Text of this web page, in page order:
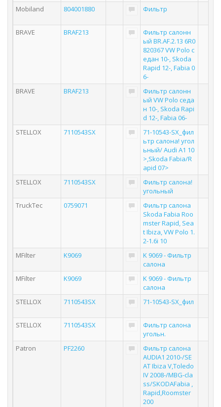
Mobiland
804001880 Фильтр
BRAVE BRAF213
Фильтр салонн
ый BR.AF.2.13 6R0
820367 VW Polo с
едан 10-, Skoda
Rapid 12-, Fabia 0
6-
BRAVE
BRAF213
Фильтр салонн
ый VW Polo седа
н 10-, Skoda Rapi
d 12-, Fabia 06-
STELLOX
7110543SX
71-10543-SX_фил
ьтр салона! угол
ьный/ Audi A1 10
>,Skoda Fabia/R
apid 07>
STELLOX
7110543SX
Фильтр салона!
угольный
TruckTec
0759071
Фильтр салона
Skoda Fabia Roo
mster Rapid, Sea
t Ibiza, VW Polo 1.
2-1.6i 10
MFilter
K9069
K 9069 - Фильтр
салона
MFilter
K9069
K 9069 - Фильтр
салона
STELLOX
7110543SX 71-10543-SX_фил
STELLOX 7110543SX
Фильтр салона
угольн.
Patron
PF2260
Фильтр салона
AUDIA1 2010-/SE
AT Ibiza V,Toledo
IV 2008-/MBG-cla
ss/SKODAFabia ,
Rapid,Roomster
200